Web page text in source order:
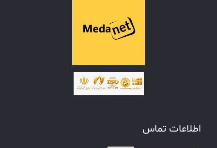
اطلاعات تماس